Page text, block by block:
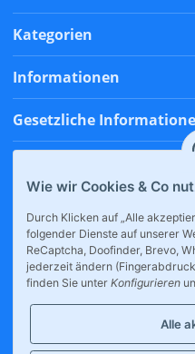
Kategorien
Informationen
Gesetzliche
* Alle Preise inkl. gesetzlicher USt.,
Wie wir Cookies & Co
Durch Klicken auf „Alle
folgender Dienste auf unserer
ReCaptcha, Doofinder, Brevo,
jederzeit ändern
finden Sie unter Konfigurieren
Alle